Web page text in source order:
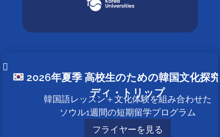
ニュースレター
ニュースレターを受け取る
2026年夏季 高校生のための韓国文化探
ディ・トリップ
韓国語レッスン＋文化体験を組み合わせた
ソウル1週間の短期留学プログラム
フライヤーを見る